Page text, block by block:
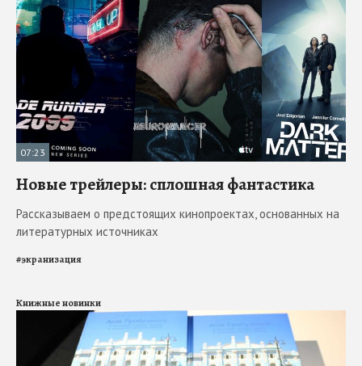
07:23
Новые трейлеры: сплошная фантастика
Рассказываем о предстоящих кинопроектах, основанных на
литературных источниках
#экранизация
Книжные новинки